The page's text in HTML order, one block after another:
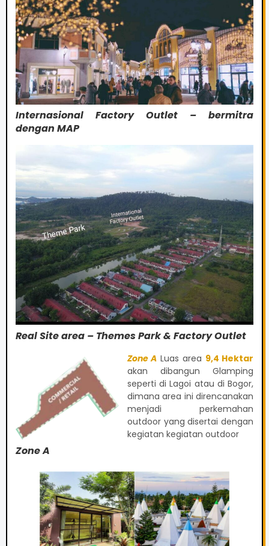
Internasional Factory Outlet – bermitra
dengan MAP
Real Site area – Themes Park & Factory Outlet
Zone A
Zone A Luas area 9,4 Hektar
akan dibangun Glamping
seperti di Lagoi atau di Bogor,
dimana area ini direncanakan
menjadi perkemahan
outdoor yang disertai dengan
kegiatan kegiatan outdoor